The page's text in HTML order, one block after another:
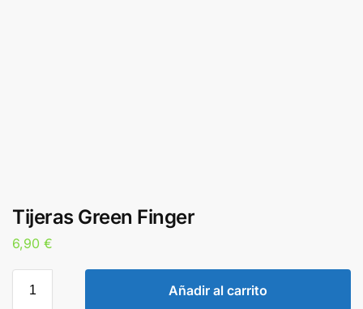
Tijeras Green Finger
6,90 €
Añadir al carrito